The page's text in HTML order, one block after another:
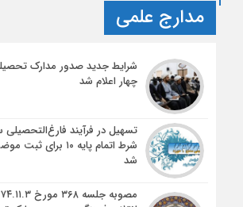
مدارج علمی
شرایط جدید صدور مدارک
چهار اعلام شد
شرط اتمام پایه ۱۰
شد